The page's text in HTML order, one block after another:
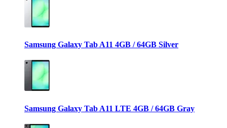
Samsung Galaxy Tab A11 4GB / 64GB Silver
Samsung Galaxy Tab A11 LTE 4GB / 64GB Gray